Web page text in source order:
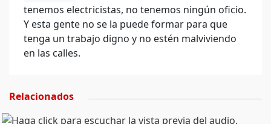
tenemos electricistas, no tenemos ningún oficio.
Y esta gente no se la puede formar para que
tenga un trabajo digno y no estén malviviendo
en las calles.
Relacionados